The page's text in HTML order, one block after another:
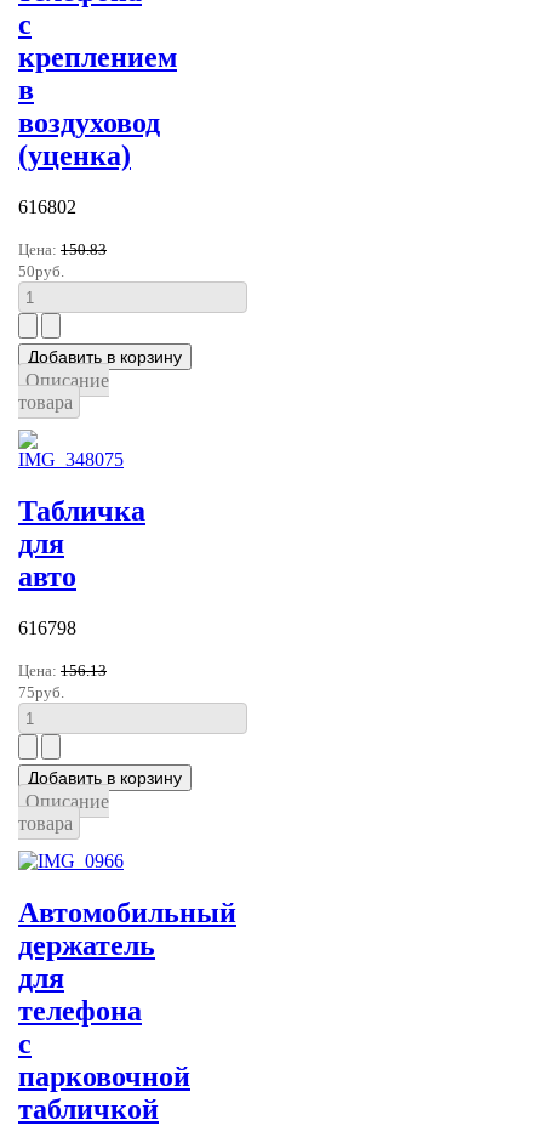
с
креплением
в
воздуховод
(уценка)
616802
Цена: 150.83
50руб.
Описание
товара
Табличка
для
авто
616798
Цена: 156.13
75руб.
Описание
товара
Автомобильный
держатель
для
телефона
с
парковочной
табличкой